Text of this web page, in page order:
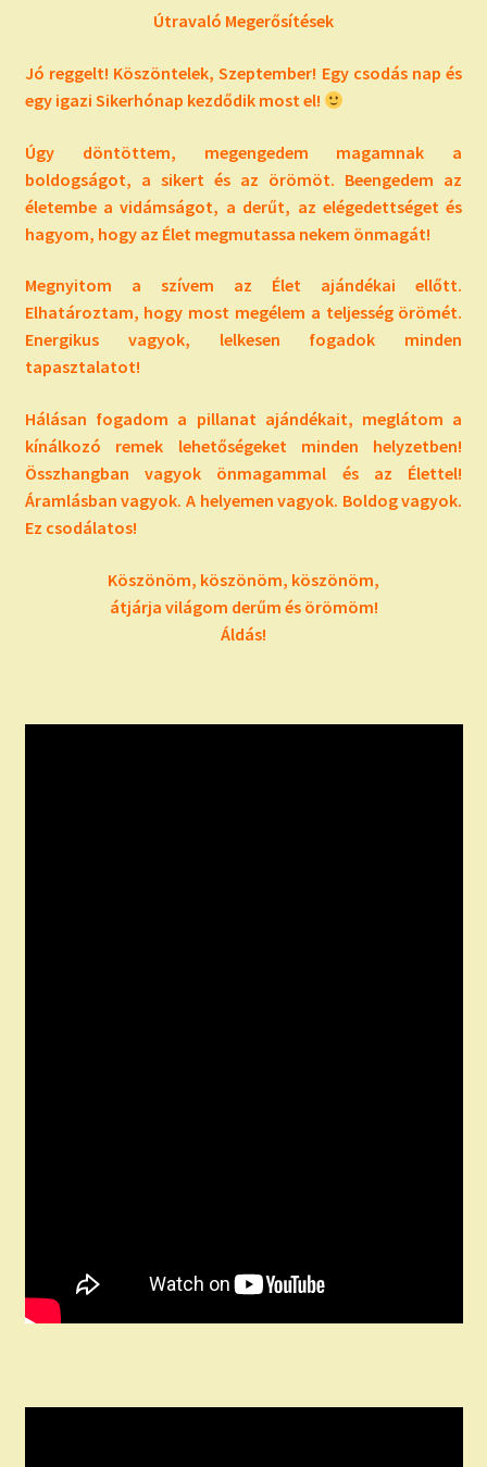
Útravaló Megerősítések
Jó reggelt! Köszöntelek, Szeptember! Egy csodás nap és
egy igazi Sikerhónap kezdődik most el!
Úgy döntöttem, megengedem magamnak a
boldogságot, a sikert és az örömöt. Beengedem az
életembe a vidámságot, a derűt, az elégedettséget és
hagyom, hogy az Élet megmutassa nekem önmagát!
Megnyitom a szívem az Élet ajándékai ellőtt.
Elhatároztam, hogy most megélem a teljesség örömét.
Energikus vagyok, lelkesen fogadok minden
tapasztalatot!
Hálásan fogadom a pillanat ajándékait, meglátom a
kínálkozó remek lehetőségeket minden helyzetben!
Összhangban vagyok önmagammal és az Élettel!
Áramlásban vagyok. A helyemen vagyok. Boldog vagyok.
Ez csodálatos!
Köszönöm, köszönöm, köszönöm,
átjárja világom derűm és örömöm!
Áldás!